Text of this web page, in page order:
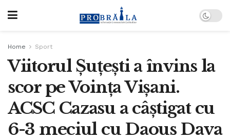
Home Sport
Viitorul Șuțești a învins la
scor pe Voința Vișani.
ACSC Cazasu a câștigat cu
6-3 meciul cu Daous Dava